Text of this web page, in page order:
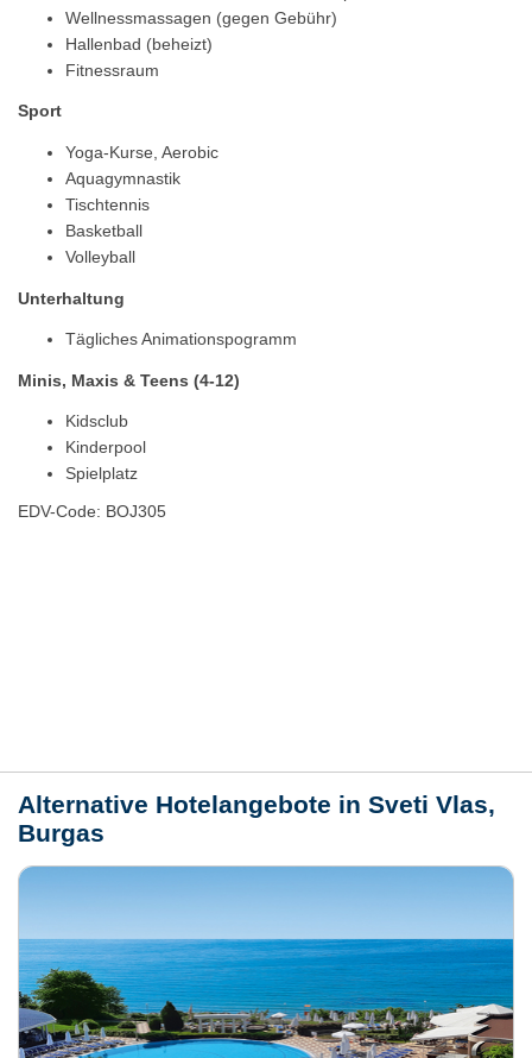
Wellnessmassagen (gegen Gebühr)
Hallenbad (beheizt)
Fitnessraum
Sport
Yoga-Kurse, Aerobic
Aquagymnastik
Tischtennis
Basketball
Volleyball
Unterhaltung
Tägliches Animationspogramm
Minis, Maxis & Teens (4-12)
Kidsclub
Kinderpool
Spielplatz
EDV-Code: BOJ305
Alternative Hotelangebote in Sveti Vlas,
Burgas